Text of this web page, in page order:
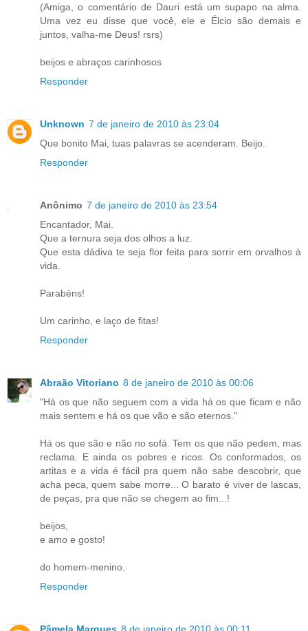
(Amiga, o comentário de Dauri está um supapo na alma.
Uma vez eu disse que você, ele e Élcio são demais e
juntos, valha-me Deus! rsrs)
beijos e abraços carinhosos
Responder
Unknown 7 de janeiro de 2010 às 23:04
Que bonito Mai, tuas palavras se acenderam. Beijo.
Responder
Anônimo 7 de janeiro de 2010 às 23:54
Encantador, Mai.
Que a ternura seja dos olhos a luz.
Que esta dádiva te seja flor feita para sorrir em orvalhos à
vida.
Parabéns!
Um carinho, e laço de fitas!
Responder
Abraão Vitoriano 8 de janeiro de 2010 às 00:06
"Há os que não seguem com a vida há os que ficam e não
mais sentem e há os que vão e são eternos."
Há os que são e não no sofá. Tem os que não pedem, mas
reclama. E ainda os pobres e ricos. Os conformados, os
artitas e a vida é fácil pra quem não sabe descobrir, que
acha peca, quem sabe morre... O barato é viver de lascas,
de peças, pra que não se chegem ao fim...!
beijos,
e amo e gosto!
do homem-menino.
Responder